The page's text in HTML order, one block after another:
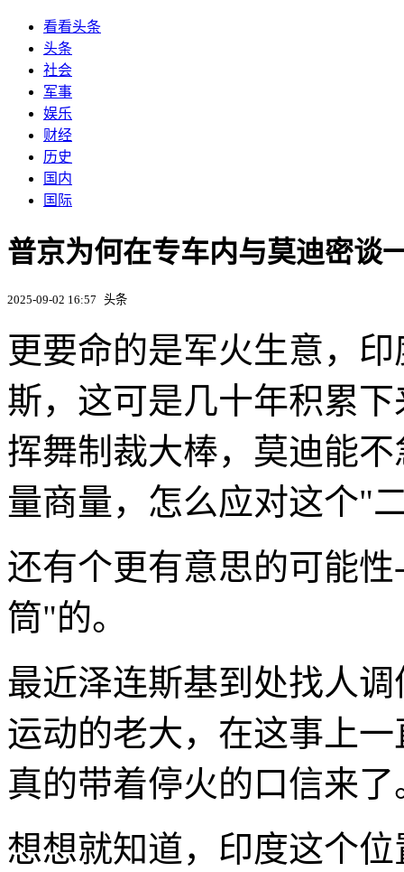
看看头条
头条
社会
军事
娱乐
财经
历史
国内
国际
普京为何在专车内与莫迪密谈
2025-09-02 16:57 头条
更要命的是军火生意，
斯，这可是几十年积累
挥舞制裁大棒，莫迪能
量商量，怎么应对这个"
还有个更有意思的可能
筒"的。
最近泽连斯基到处找人
运动的老大，在这事上
真的带着停火的口信来了
想想就知道，印度这个